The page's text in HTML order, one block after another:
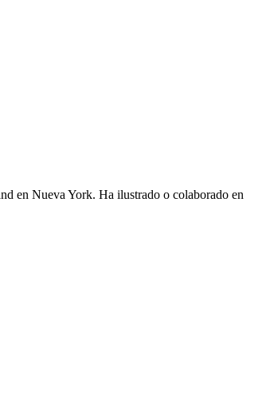
en Nueva York. Ha ilustrado o colaborado en